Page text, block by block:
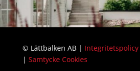
© Lättbalken AB | Integritetspolicy
| Samtycke Cookies